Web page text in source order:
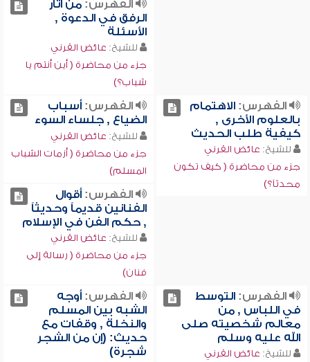
الفهرس:من آثار
الرفق في الدعوة ,
الأسئلة
للشيخ: عائض القرني
جزء من محاضرة ( أين أنتم يا
شباب؟)
الفهرس:الاهتمام
بالعلوم الأخرى ,
كيفية طلب الحديث
للشيخ: عائض القرني
جزء من محاضرة ( كيف تكون
محدثاً؟)
الفهرس:أسباب
الضياع , جلساء السوء
للشيخ: عائض القرني
جزء من محاضرة ( أزمات الشباب
المسلم)
الفهرس:أقوال
الفنانين قديماً وحديثاً
, حكم الفن في الإسلام
للشيخ: عائض القرني
جزء من محاضرة ( رسالة إلى
فنان)
الفهرس:التوسط
في اللباس , من
معالم شخصيته صلى
الله عليه وسلم
للشيخ: عائض القرني
الفهرس:أوجه
الشبه بين المسلم
والنخلة , وقفات مع
حديث: (إن من الشجر
شجرة)